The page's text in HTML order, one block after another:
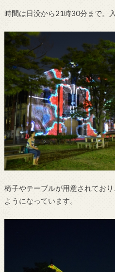
時間は日没から21時30分まで。
椅子やテーブルが用意されてお
ようになっています。